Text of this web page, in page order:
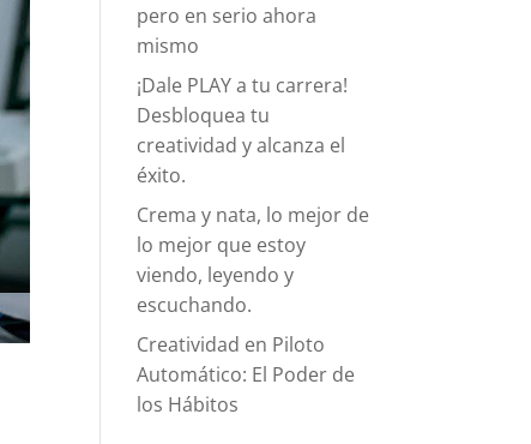
pero en serio ahora
mismo
¡Dale PLAY a tu carrera!
Desbloquea tu
creatividad y alcanza el
éxito.
Crema y nata, lo mejor de
lo mejor que estoy
viendo, leyendo y
escuchando.
Creatividad en Piloto
Automático: El Poder de
los Hábitos